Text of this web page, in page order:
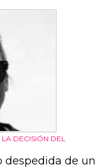
DECISIÓN DEL
despedida de un